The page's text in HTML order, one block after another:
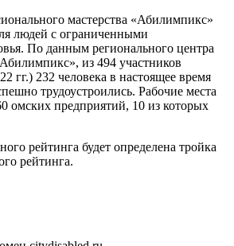
мастерства «Абилимпикс»
людей с ограниченными
По данным регионального центра
из 494 участников
гг.) 232 человека в настоящее время
трудоустроились. Рабочие места
омских предприятий, 10 из которых
рейтинга будет определена тройка
рейтинга.